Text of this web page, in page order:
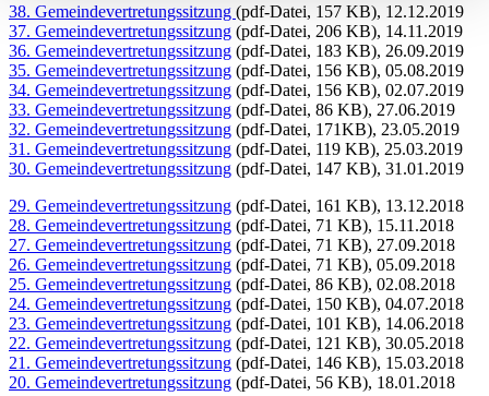
38. Gemeindevertretungssitzung (pdf-Datei, 157 KB), 12.12.2019
37. Gemeindevertretungssitzung (pdf-Datei, 206 KB), 14.11.2019
36. Gemeindevertretungssitzung (pdf-Datei, 183 KB), 26.09.2019
35. Gemeindevertretungssitzung (pdf-Datei, 156 KB), 05.08.2019
34. Gemeindevertretungssitzung (pdf-Datei, 156 KB), 02.07.2019
33. Gemeindevertretungssitzung (pdf-Datei, 86 KB), 27.06.2019
32. Gemeindevertretungssitzung (pdf-Datei, 171KB), 23.05.2019
31. Gemeindevertretungssitzung (pdf-Datei, 119 KB), 25.03.2019
30. Gemeindevertretungssitzung (pdf-Datei, 147 KB), 31.01.2019
29. Gemeindevertretungssitzung (pdf-Datei, 161 KB), 13.12.2018
28. Gemeindevertretungssitzung (pdf-Datei, 71 KB), 15.11.2018
27. Gemeindevertretungssitzung (pdf-Datei, 71 KB), 27.09.2018
26. Gemeindevertretungssitzung (pdf-Datei, 71 KB), 05.09.2018
25. Gemeindevertretungssitzung (pdf-Datei, 86 KB), 02.08.2018
24. Gemeindevertretungssitzung (pdf-Datei, 150 KB), 04.07.2018
23. Gemeindevertretungssitzung (pdf-Datei, 101 KB), 14.06.2018
22. Gemeindevertretungssitzung (pdf-Datei, 121 KB), 30.05.2018
21. Gemeindevertretungssitzung (pdf-Datei, 146 KB), 15.03.2018
20. Gemeindevertretungssitzung (pdf-Datei, 56 KB), 18.01.2018